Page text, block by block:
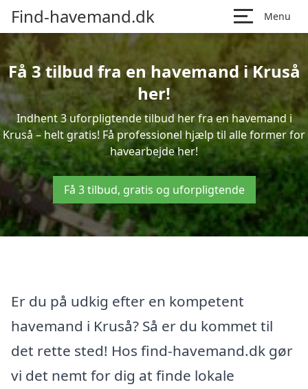
Find-havemand.dk Menu
Få 3 tilbud fra en havemand i Kruså
her!
Indhent 3 uforpligtende tilbud her fra en havemand i
Kruså – helt gratis! Få professionel hjælp til alle former for
havearbejde her!
Få 3 tilbud, gratis og uforpligtende
Er du på udkig efter en kompetent
havemand i Kruså? Så er du kommet til
det rette sted! Hos find-havemand.dk gør
vi det nemt for dig at finde lokale